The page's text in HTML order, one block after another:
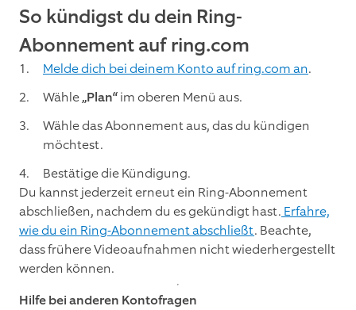
So kündigst du dein Ring-
Abonnement auf ring.com
Melde dich bei deinem Konto auf ring.com an.
Wähle„Plan“im oberen Menü aus.
Wähle das Abonnement aus, das du kündigen
möchtest.
Bestätige die Kündigung.
Du kannst jederzeit erneut ein Ring-Abonnement
abschließen, nachdem du es gekündigt hast. Erfahre,
wie du ein Ring-Abonnement abschließt. Beachte,
dass frühere Videoaufnahmen nicht wiederhergestellt
werden können.
Hilfe bei anderen Kontofragen